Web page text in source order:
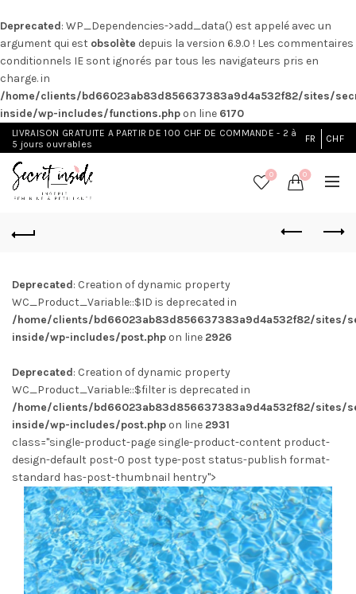
Deprecated: WP_Dependencies->add_data() est appelé avec un
argument qui est obsolète depuis la version 6.9.0 ! Les commentaires
conditionnels IE sont ignorés par tous les navigateurs pris en
charge. in
/home/clients/bd66023ab83d856637383a9d4a532f82/sites/
inside/wp-includes/functions.php on line 6170
LIVRAISON GRATUITE A PARTIR DE 100 CHF DE COMMANDE - 2 à
5 jours ouvrables
FR CHF
0 0
Deprecated: Creation of dynamic property
WC_Product_Variable::$ID is deprecated in
/home/clients/bd66023ab83d856637383a9d4a532f82/sites/
inside/wp-includes/post.php on line 2926
Deprecated: Creation of dynamic property
WC_Product_Variable::$filter is deprecated in
/home/clients/bd66023ab83d856637383a9d4a532f82/sites/
inside/wp-includes/post.php on line 2931
class="single-product-page single-product-content product-
design-default post-0 post type-post status-publish format-
standard has-post-thumbnail hentry">